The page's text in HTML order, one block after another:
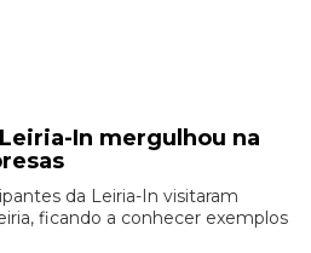
In mergulhou na
da Leiria-In visitaram
ficando a conhecer exemplos